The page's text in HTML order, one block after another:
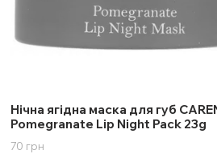
Нічна ягідна маска для губ
Pomegranate Lip Night Pack 23g
70 грн